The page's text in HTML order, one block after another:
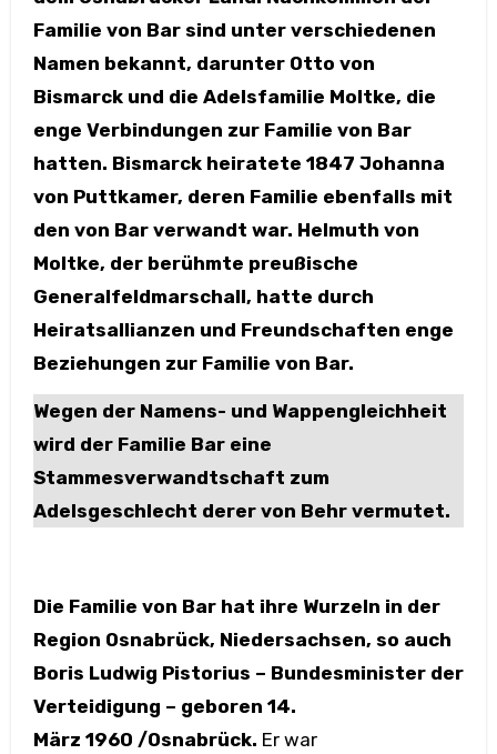
Familie von Bar sind unter verschiedenen
Namen bekannt, darunter Otto von
Bismarck und die Adelsfamilie Moltke, die
enge Verbindungen zur Familie von Bar
hatten. Bismarck heiratete 1847 Johanna
von Puttkamer, deren Familie ebenfalls mit
den von Bar verwandt war. Helmuth von
Moltke, der berühmte preußische
Generalfeldmarschall, hatte durch
Heiratsallianzen und Freundschaften enge
Beziehungen zur Familie von Bar.
Wegen der Namens- und Wappengleichheit
wird der Familie Bar eine
Stammesverwandtschaft zum
Adelsgeschlecht derer von Behr vermutet.
Die Familie von Bar hat ihre Wurzeln in der
Region Osnabrück, Niedersachsen, so auch
Boris Ludwig Pistorius – Bundesminister der
Verteidigung – geboren 14.
März 1960 /Osnabrück. Er war